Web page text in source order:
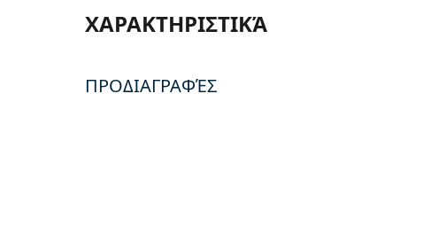
ΧΑΡΑΚΤΗΡΙΣΤΙΚΆ
ΠΡΟΔΙΑΓΡΑΦΈΣ